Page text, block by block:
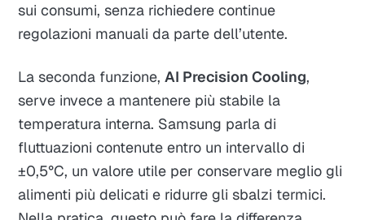
sui consumi, senza richiedere continue
regolazioni manuali da parte dell’utente.
La seconda funzione,AI Precision Cooling,
serve invece a mantenere più stabile la
temperatura interna. Samsung parla di
fluttuazioni contenute entro un intervallo di
±0,5°C, un valore utile per conservare meglio gli
alimenti più delicati e ridurre gli sbalzi termici.